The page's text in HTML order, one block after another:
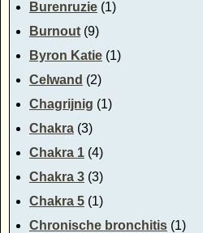
Burenruzie (1)
Burnout (9)
Byron Katie (1)
Celwand (2)
Chagrijnig (1)
Chakra (3)
Chakra 1 (4)
Chakra 3 (3)
Chakra 5 (1)
Chronische bronchitis (1)